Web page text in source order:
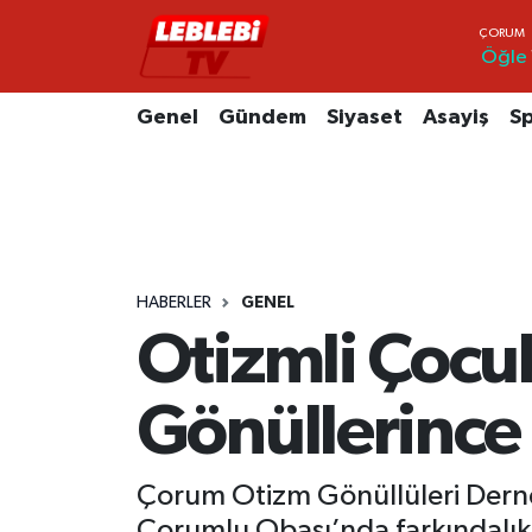
Öğle
Genel Gündem Siyaset Asayiş
HABERLER GENEL
Otizmli
Çorum Otizm Gönüllüleri
Hava Durumu
Tüm Manşetler
Haber Arşivi